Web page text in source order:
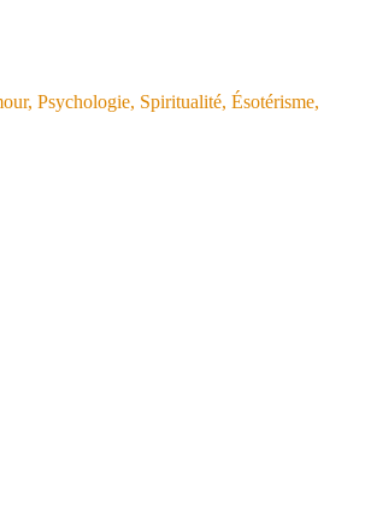
Psychologie, Spiritualité, Ésotérisme,